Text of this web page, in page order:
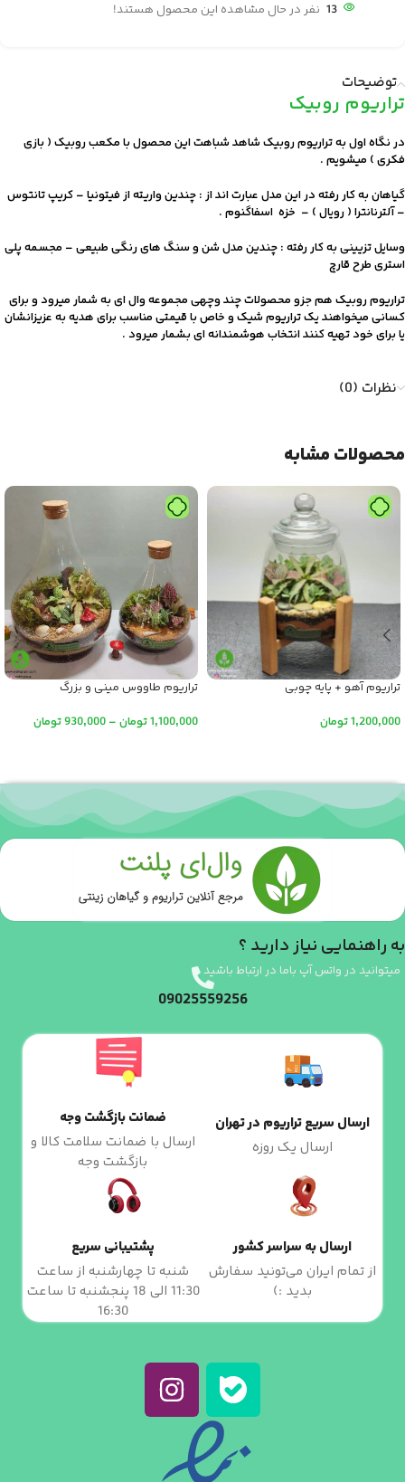
13 نفر در حال مشاهده این محصول هستند!
توضیحات
تراریوم روبیک
در نگاه اول به تراریوم روبیک شاهد شباهت این محصول با مکعب روبیک ( بازی
فکری ) میشویم .
گیاهان به کار رفته در این مدل عبارت اند از : چندین واریته از فیتونیا – کریپ تانتوس
– آلترنانترا ( رویال ) – خزه اسفاگنوم .
وسایل تزیینی به کار رفته : چندین مدل شن و سنگ های رنگی طبیعی – مجسمه پلی
استری طرح قارچ
تراریوم روبیک هم جزو محصولات چند وچهی مجموعه وال ای به شمار میرود و برای
کسانی میخواهند یک تراریوم شیک و خاص با قیمتی مناسب برای هدیه به عزیزانشان
یا برای خود تهیه کنند انتخاب هوشمندانه ای بشمار میرود .
نظرات (0)
محصولات مشابه
تراریوم آهو + پایه چوبی
1,200,000تومان
تراریوم طاووس مینی و بزرگ
1,100,000تومان –
930,000تومان
به راهنمایی نیاز دارید ؟
میتوانید در واتس آپ باما در ارتباط باشید
09025559256
ارسال سریع تراریوم در تهران
ارسال یک روزه
ضمانت بازگشت وجه
ارسال با ضمانت سلامت کالا و
بازگشت وجه
ارسال به سراسر کشور
از تمام ایران می‌تونید سفارش
بدید :)
پشتیبانی سریع
شنبه تا چهارشنبه از ساعت
11:30 الی 18 پنجشنبه تا ساعت
16:30